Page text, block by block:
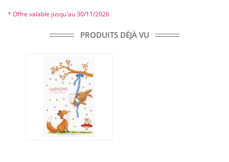
* Offre valable jusqu'au 30/11/2026
PRODUITS DÉJÀ VU